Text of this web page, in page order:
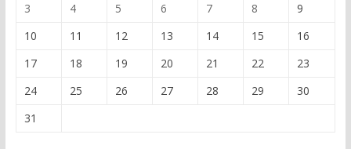
3
4 5 6 7 8
9
10
11 12 13 14 15
16
17
18 19 20 21 22
23
24
25 26 27 28 29
30
31